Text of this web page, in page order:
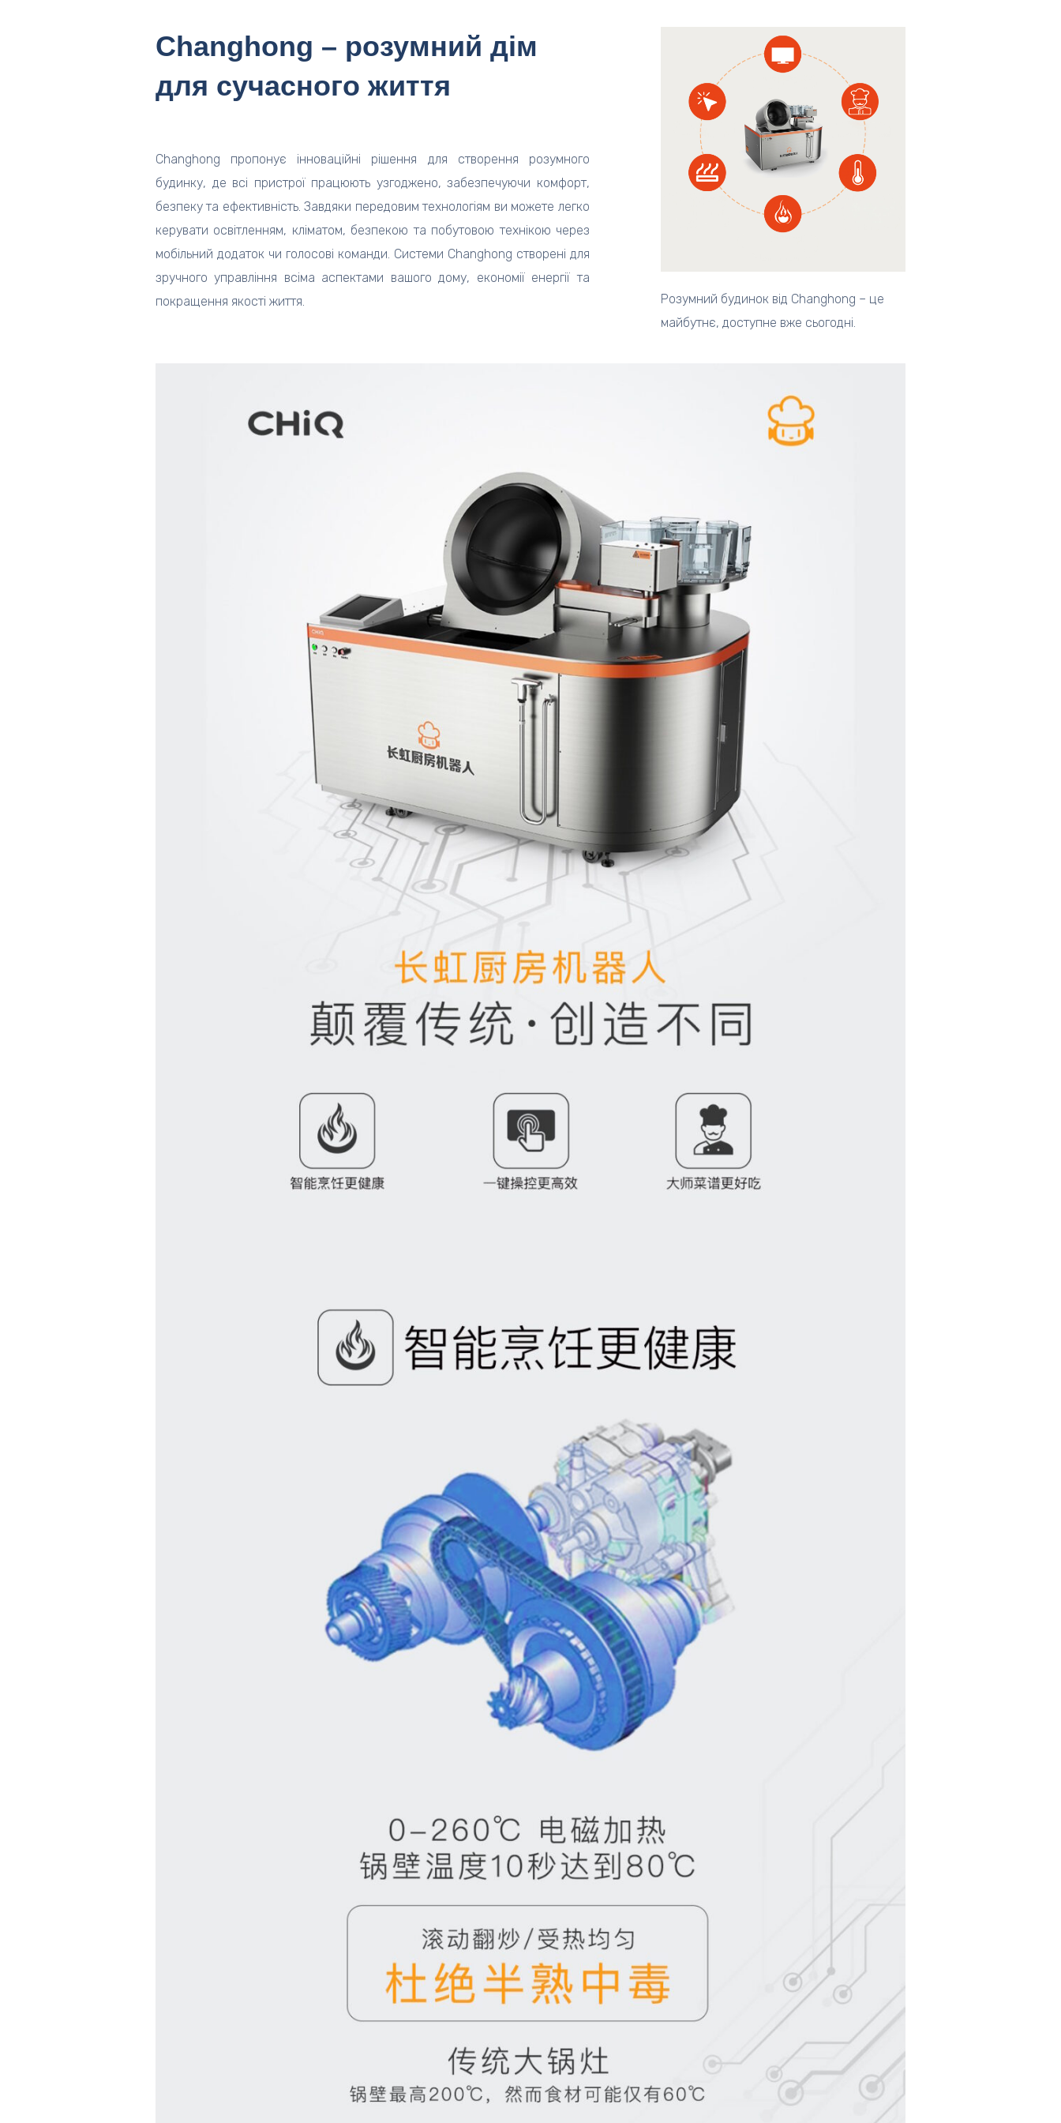
Changhong – розумний дім
для сучасного життя
Changhong пропонує інноваційні рішення для створення розумного
будинку, де всі пристрої працюють узгоджено, забезпечуючи комфорт,
безпеку та ефективність. Завдяки передовим технологіям ви можете легко
керувати освітленням, кліматом, безпекою та побутовою технікою через
мобільний додаток чи голосові команди. Системи Changhong створені для
зручного управління всіма аспектами вашого дому, економії енергії та
покращення якості життя.
Розумний будинок від Changhong – це
майбутнє, доступне вже сьогодні.